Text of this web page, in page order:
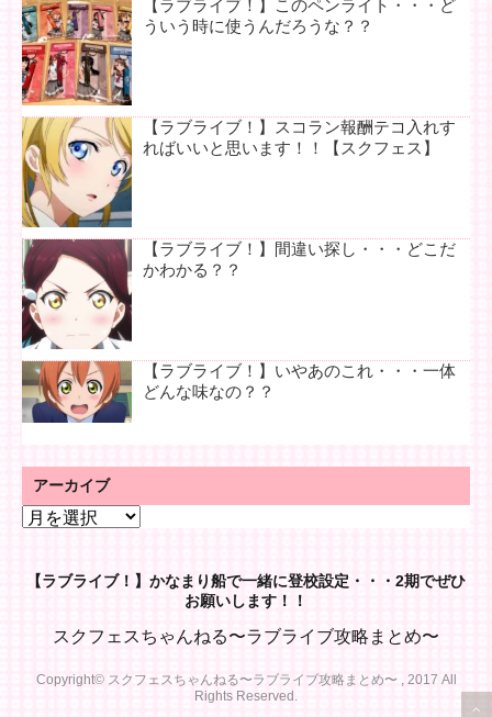
【ラブライブ！】このペンライト・・・ど
ういう時に使うんだろうな？？
【ラブライブ！】スコラン報酬テコ入れす
ればいいと思います！！【スクフェス】
【ラブライブ！】間違い探し・・・どこだ
かわかる？？
【ラブライブ！】いやあのこれ・・・一体
どんな味なの？？
アーカイブ
ア
イ【ラブライブ！】かなまり船で一緒に登校設定・・・2期でぜひ
お願いします！！
スクフェスちゃんねる〜ラブライブ攻略まとめ〜
Copyright© スクフェスちゃんねる〜ラブライブ攻略まとめ〜 , 2017 All
Rights Reserved.